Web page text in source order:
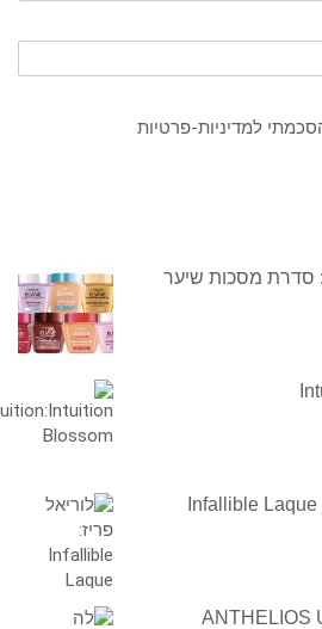
למדיניות-פרטיות
סדרת מסכות שיער